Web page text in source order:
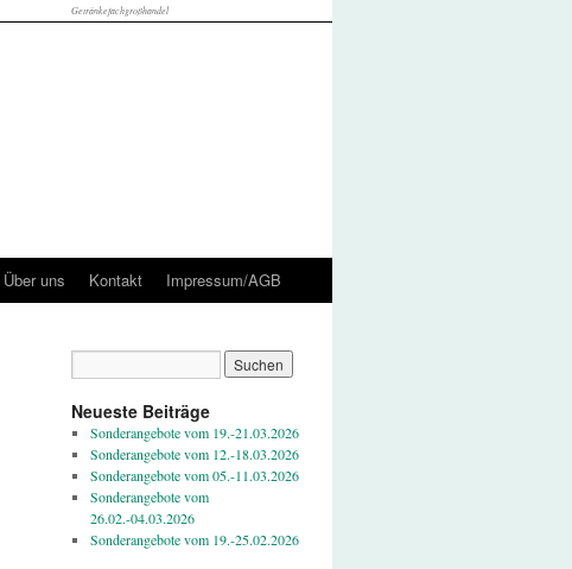
Getränkefachgroßhandel
Über uns Kontakt Impressum/AGB
Neueste Beiträge
Sonderangebote vom 19.-21.03.2026
Sonderangebote vom 12.-18.03.2026
Sonderangebote vom 05.-11.03.2026
Sonderangebote vom
26.02.-04.03.2026
Sonderangebote vom 19.-25.02.2026